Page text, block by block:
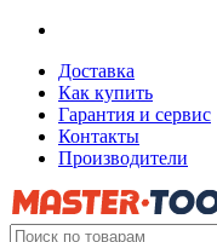
Доставка
Как купить
Гарантия и сервис
Контакты
Производители